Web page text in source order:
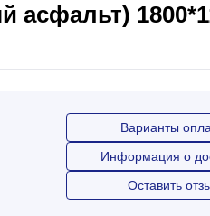
Варианты
Информация о
Оставить